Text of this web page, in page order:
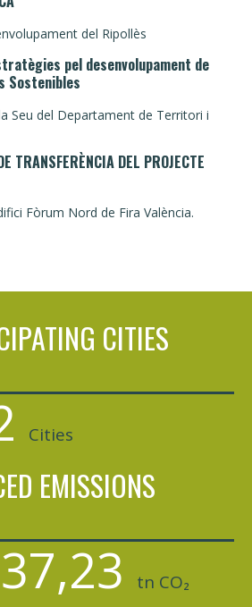
del Ripollès
pel desenvolupament de
Sostenibles
Seu del Departament de Territori i
TRANSFERÈNCIA DEL PROJECTE
Fòrum Nord de Fira València.
CITIES
Cities
EMISSIONS
tn CO₂